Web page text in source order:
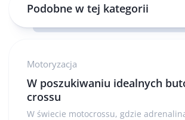
Podobne w tej kategorii
Motoryzacja
W poszukiwaniu idealnych
crossu
W świecie motocrossu, gdzie